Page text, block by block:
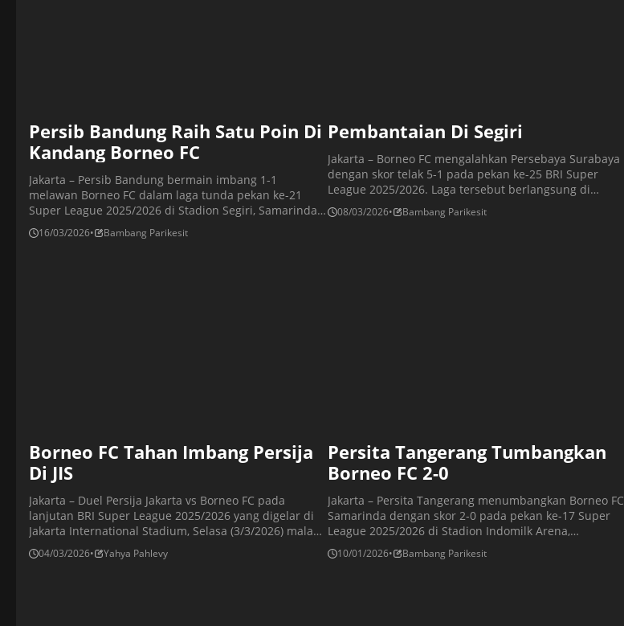
Persib Bandung Raih Satu Poin Di
Kandang Borneo FC
Jakarta – Persib Bandung bermain imbang 1-1
melawan Borneo FC dalam laga tunda pekan ke-21
Super League 2025/2026 di Stadion Segiri, Samarinda,
Minggu malam, 15 Maret 2026. Dengan hasil ini, Persib
mampu mempertahankan rekor tak terkalahkan
16/03/2026• Bambang Parikesit
Pembantaian Di Segiri
Jakarta – Borneo FC mengalahkan Persebaya Surabaya
dengan skor telak 5-1 pada pekan ke-25 BRI Super
League 2025/2026. Laga tersebut berlangsung di
Stadion Segiri pada Sabtu (7/3/2026) malam WIB. Dua
gol kemenangan Borneo FC dicetak oleh Juan Villa. Tiga
08/03/2026• Bambang Parikesit
Borneo FC Tahan Imbang Persija
Di JIS
Jakarta – Duel Persija Jakarta vs Borneo FC pada
lanjutan BRI Super League 2025/2026 yang digelar di
Jakarta International Stadium, Selasa (3/3/2026) malam
WIB, berakhir tanpa pemenang setelah hasil imbang 2-
2. Hasil ini tidak membantu usaha kedua tim
04/03/2026• Yahya Pahlevy
Persita Tangerang Tumbangkan
Borneo FC 2-0
Jakarta – Persita Tangerang menumbangkan Borneo FC
Samarinda dengan skor 2-0 pada pekan ke-17 Super
League 2025/2026 di Stadion Indomilk Arena,
Tangerang, Jumat (9/1/2026). Kemenangan ini menjadi
hasil positif keempat secara beruntun bagi Persita
10/01/2026• Bambang Parikesit